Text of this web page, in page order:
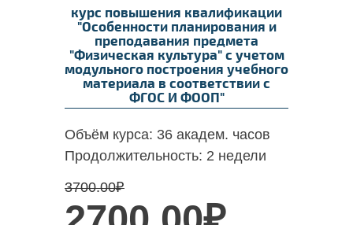
курс повышения квалификации
"Особенности планирования и
преподавания предмета
"Физическая культура" с учетом
модульного построения учебного
материала в соответствии с
ФГОС И ФООП"
Объём курса: 36 академ. часов
Продолжительность: 2 недели
3700.00₽